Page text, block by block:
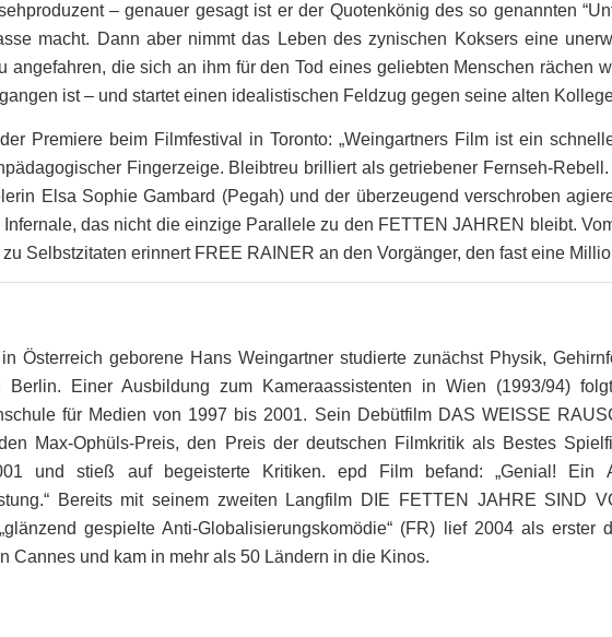
– genauer gesagt ist er der Quotenkönig des so genannten
macht. Dann aber nimmt das Leben des zynischen Koksers eine
angefahren, die sich an ihm für den Tod eines geliebten Menschen rächen
ist – und startet einen idealistischen Feldzug gegen seine alten
Premiere beim Filmfestival in Toronto: „Weingartners Film ist ein
Fingerzeige. Bleibtreu brilliert als getriebener Fernseh-
Elsa Sophie Gambard (Pegah) und der überzeugend verschroben
das nicht die einzige Parallele zu den FETTEN JAHREN bleibt.
Selbstzitaten erinnert FREE RAINER an den Vorgänger, den fast eine
Österreich geborene Hans Weingartner studierte zunächst Physik,
Berlin. Einer Ausbildung zum Kameraassistenten in Wien (1993/94)
für Medien von 1997 bis 2001. Sein Debütfilm DAS WEISSE
Max-Ophüls-Preis, den Preis der deutschen Filmkritik als Bestes
und stieß auf begeisterte Kritiken. epd Film befand: „Genial! Ein
Bereits mit seinem zweiten Langfilm DIE FETTEN JAHRE SIND
gespielte Anti-Globalisierungskomödie“ (FR) lief 2004 als erster
Cannes und kam in mehr als 50 Ländern in die Kinos.